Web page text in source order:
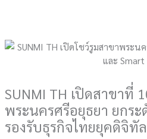
SUNMI TH เปิดสาขาที่
พระนครศรีอยุธยา ยกระ
รองรับธุรกิจไทยยุคดิจิทัล